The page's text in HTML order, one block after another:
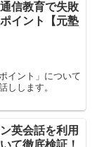
信教育で失敗
イント【元塾
イント」について
しします。
英会話を利用
て徹底検証！